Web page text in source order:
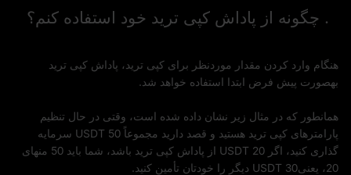
هنگام وارد کردن مقدار موردنظر برای کپی ترید، پاداش کپی ترید
بهصورت پیش فرض ابتدا استفاده خواهد شد.
همانطور که در مثال زیر نشان داده شده است، وقتی در حال تنظیم
پارامترهای کپی ترید هستید و قصد دارید مجموعاً 50 USDT سرمایه
گذاری کنید، اگر 20 USDT از پاداش کپی ترید باشد، شما باید 50 منهای
20، یعنی30 USDT دیگر را خودتان تأمین کنید.